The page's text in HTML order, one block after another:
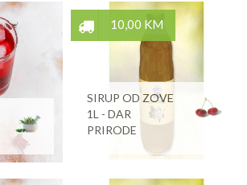
10,00 KM
SIRUP OD ZOVE
1L - DAR
PRIRODE